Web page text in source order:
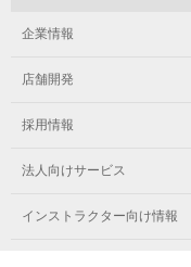
メガロスルフレ綱島
メガロス市ヶ尾
メガロス鷺沼
メガロスルフレ鷺沼
メガロス相模大野
メガロス千種
企業情報
店舗開発
採用情報
法人向けサービス
インストラクター向け情報